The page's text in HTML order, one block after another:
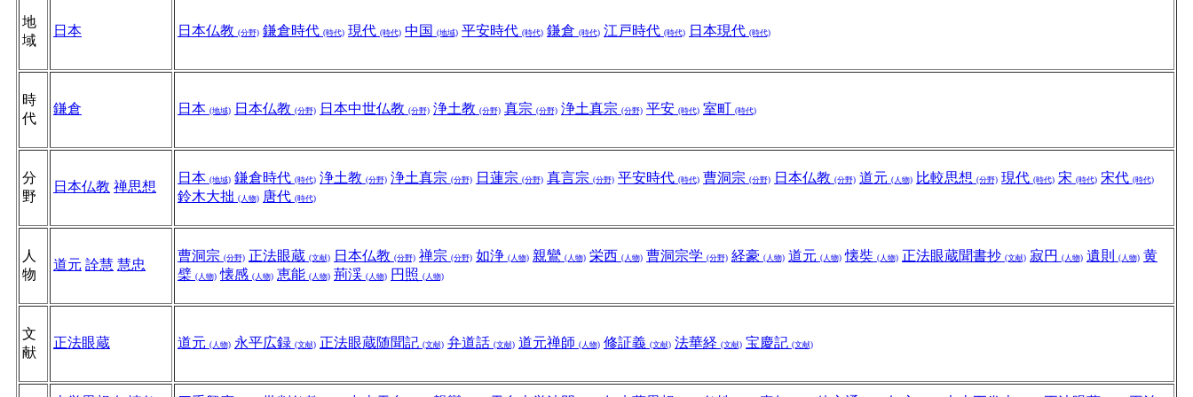
地
域
日本 日本仏教 (分野) 鎌倉時代 (時代) 現代 (時代) 中国 (地域) 平安時代 (時代) 鎌倉 (時代) 江戸時代 (時代) 日本現代 (時代)
時
代
鎌倉 日本 (地域) 日本仏教 (分野) 日本中世仏教 (分野) 浄土教 (分野) 真宗 (分野) 浄土真宗 (分野) 平安 (時代) 室町 (時代)
分
野
日本仏教 禅思想
日本 (地域) 鎌倉時代 (時代) 浄土教 (分野) 浄土真宗 (分野) 日蓮宗 (分野) 真言宗 (分野) 平安時代 (時代) 曹洞宗 (分野) 日本仏教 (分野) 道元 (人物) 比較思想 (分野) 現代 (時代) 宋 (時代) 宋代 (時代)
鈴木大拙 (人物) 唐代 (時代)
人
物
道元 詮慧 慧忠
曹洞宗 (分野) 正法眼蔵 (文献) 日本仏教 (分野) 禅宗 (分野) 如浄 (人物) 親鸞 (人物) 栄西 (人物) 曹洞宗学 (分野) 経豪 (人物) 道元 (人物) 懐奘 (人物) 正法眼蔵聞書抄 (文献) 寂円 (人物) 遺則 (人物) 黄
檗 (人物) 懐感 (人物) 恵能 (人物) 荊渓 (人物) 円照 (人物)
文
献
正法眼蔵 道元 (人物) 永平広録 (文献) 正法眼蔵随聞記 (文献) 弁道話 (文献) 道元禅師 (人物) 修証義 (文献) 法華経 (文献) 宝慶記 (文献)